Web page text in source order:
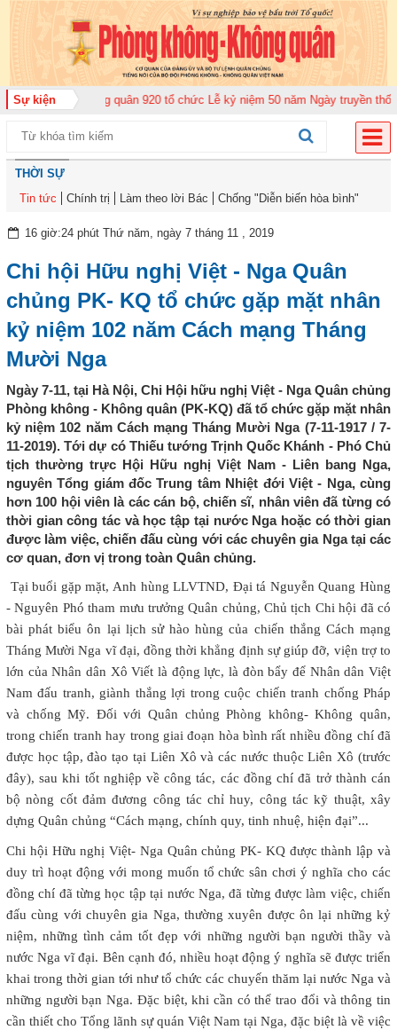
Sự kiện
đoàn Không quân 920 tổ chức Lễ kỷ niệm 50 năm Ngày truyền thống
THỜI SỰ
Tin tức
Chính trị Làm theo lời Bác Chống "Diễn biến hòa bình"
16 giờ:24 phút Thứ năm, ngày 7 tháng 11 , 2019
Chi hội Hữu nghị Việt - Nga Quân
chủng PK- KQ tổ chức gặp mặt nhân
kỷ niệm 102 năm Cách mạng Tháng
Mười Nga
Ngày 7-11, tại Hà Nội, Chi Hội hữu nghị Việt - Nga Quân chủng
Phòng không - Không quân (PK-KQ) đã tổ chức gặp mặt nhân
kỷ niệm 102 năm Cách mạng Tháng Mười Nga (7-11-1917 / 7-
11-2019). Tới dự có Thiếu tướng Trịnh Quốc Khánh - Phó Chủ
tịch thường trực Hội Hữu nghị Việt Nam - Liên bang Nga,
nguyên Tổng giám đốc Trung tâm Nhiệt đới Việt - Nga, cùng
hơn 100 hội viên là các cán bộ, chiến sĩ, nhân viên đã từng có
thời gian công tác và học tập tại nước Nga hoặc có thời gian
được làm việc, chiến đấu cùng với các chuyên gia Nga tại các
cơ quan, đơn vị trong toàn Quân chủng.
Tại buổi gặp mặt, Anh hùng LLVTND, Đại tá Nguyễn Quang Hùng
- Nguyên Phó tham mưu trưởng Quân chủng, Chủ tịch Chi hội đã có
bài phát biểu ôn lại lịch sử hào hùng của chiến thắng Cách mạng
Tháng Mười Nga vĩ đại, đồng thời khẳng định sự giúp đỡ, viện trợ to
lớn của Nhân dân Xô Viết là động lực, là đòn bẩy để Nhân dân Việt
Nam đấu tranh, giành thắng lợi trong cuộc chiến tranh chống Pháp
và chống Mỹ. Đối với Quân chủng Phòng không- Không quân,
trong chiến tranh hay trong giai đoạn hòa bình rất nhiều đồng chí đã
được học tập, đào tạo tại Liên Xô và các nước thuộc Liên Xô (trước
đây), sau khi tốt nghiệp về công tác, các đồng chí đã trở thành cán
bộ nòng cốt đảm đương công tác chỉ huy, công tác kỹ thuật, xây
dựng Quân chủng “Cách mạng, chính quy, tinh nhuệ, hiện đại”...
Chi hội Hữu nghị Việt- Nga Quân chủng PK- KQ được thành lập và
duy trì hoạt động với mong muốn tổ chức sân chơi ý nghĩa cho các
đồng chí đã từng học tập tại nước Nga, đã từng được làm việc, chiến
đấu cùng với chuyên gia Nga, thường xuyên được ôn lại những kỷ
niệm, những tình cảm tốt đẹp với những người bạn người thầy và
nước Nga vĩ đại. Bên cạnh đó, nhiều hoạt động ý nghĩa sẽ được triển
khai trong thời gian tới như tổ chức các chuyến thăm lại nước Nga và
những người bạn Nga. Đặc biệt, khi cần có thể trao đổi và thông tin
cần thiết cho Tổng lãnh sự quán Việt Nam tại Nga, đặc biệt là về việc